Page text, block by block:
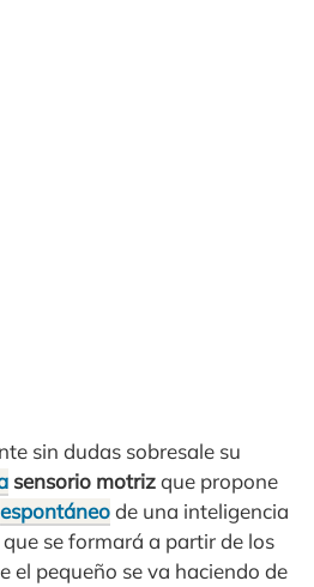
sin dudas sobresale su
sensorio motrizque propone
espontáneode una inteligencia
se formará a partir de los
el pequeño se va haciendo de